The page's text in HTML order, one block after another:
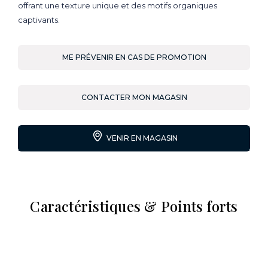
offrant une texture unique et des motifs organiques
captivants.
ME PRÉVENIR EN CAS DE PROMOTION
CONTACTER MON MAGASIN
VENIR EN MAGASIN
Caractéristiques & Points forts